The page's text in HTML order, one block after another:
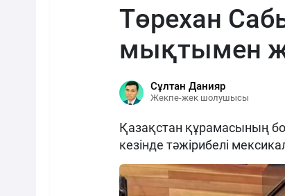
Төрехан
мықтымен
Сұлтан Данияр
Жекпе-жек шолушысы
Қазақстан құрамасының
кезінде тәжірибелі